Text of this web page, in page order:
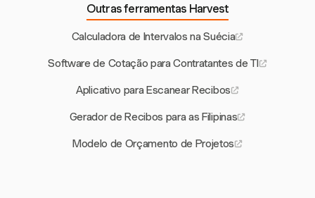
Outras ferramentas Harvest
Calculadora de Intervalos na Suécia
Software de Cotação para Contratantes de TI
Aplicativo para Escanear Recibos
Gerador de Recibos para as Filipinas
Modelo de Orçamento de Projetos